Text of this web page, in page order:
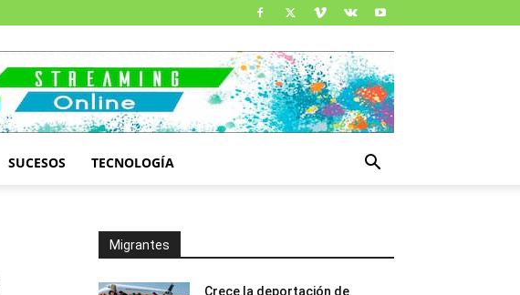
SUCESOS TECNOLOGÍA
Migrantes
Crece la deportación de